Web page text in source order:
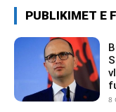
PUBLIKIMET E
8